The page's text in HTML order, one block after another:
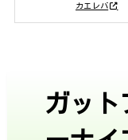
カエレバ
ガッ